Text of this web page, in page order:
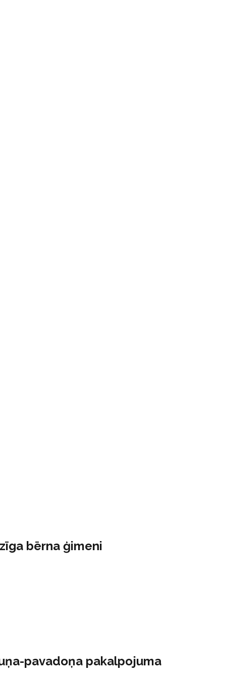
bērna ģimeni
pavadoņa pakalpojuma